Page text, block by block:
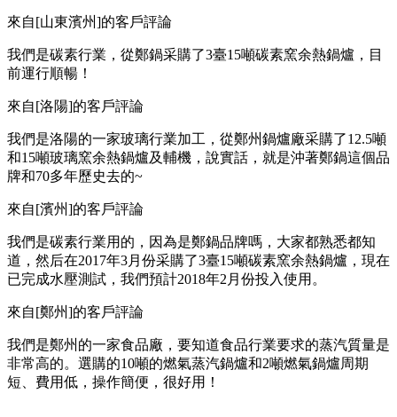
來自[山東濱州]的客戶評論
我們是碳素行業，從鄭鍋采購了3臺15噸碳素窯余熱鍋爐，目
前運行順暢！
來自[洛陽]的客戶評論
我們是洛陽的一家玻璃行業加工，從鄭州鍋爐廠采購了12.5噸
和15噸玻璃窯余熱鍋爐及輔機，說實話，就是沖著鄭鍋這個品
牌和70多年歷史去的~
來自[濱州]的客戶評論
我們是碳素行業用的，因為是鄭鍋品牌嗎，大家都熟悉都知
道，然后在2017年3月份采購了3臺15噸碳素窯余熱鍋爐，現在
已完成水壓測試，我們預計2018年2月份投入使用。
來自[鄭州]的客戶評論
我們是鄭州的一家食品廠，要知道食品行業要求的蒸汽質量是
非常高的。選購的10噸的燃氣蒸汽鍋爐和2噸燃氣鍋爐周期
短、費用低，操作簡便，很好用！